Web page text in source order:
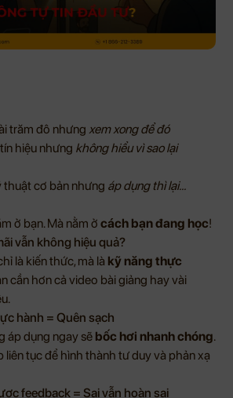
trăm đô nhưng xem xong để đó
hiệu nhưng không hiểu vì sao lại
thuật cơ bản nhưng áp dụng thì lại…
ở bạn. Mà nằm ởcách bạn đang học!
vẫn không hiệu quả?
là kiến thức, mà là kỹ năng thực
cần hơn cả video bài giảng hay vài
hành = Quên sạch
áp dụng ngay sẽ bốc hơi nhanh chóng.
liên tục để hình thành tư duy và phản xạ
feedback = Sai vẫn hoàn sai